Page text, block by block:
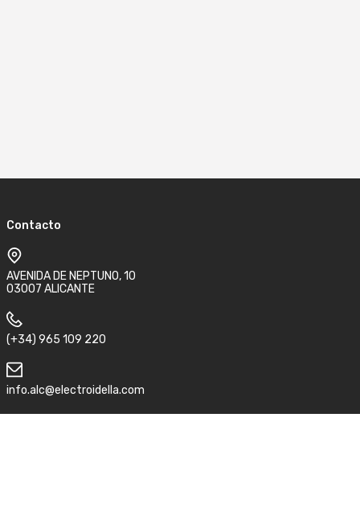
Contacto
AVENIDA DE NEPTUNO, 10
03007 ALICANTE
(+34) 965 109 220
info.alc@electroidella.com